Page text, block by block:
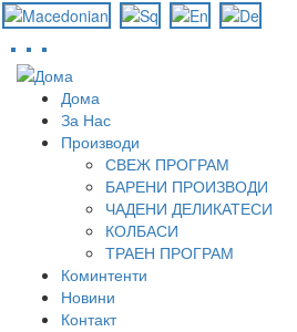
Skip
content
Дома
За Нас
Производи
СВЕЖ ПРОГРАМ
БАРЕНИ ПРОИЗВОДИ
ЧАДЕНИ ДЕЛИКАТЕСИ
КОЛБАСИ
ТРАЕН ПРОГРАМ
Коминтенти
Новини
Контакт